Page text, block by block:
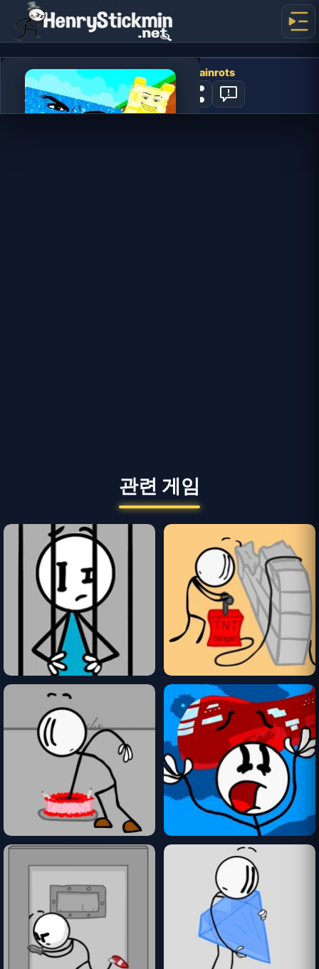
Escape Tsunami For Brainrots
7
관련 게임